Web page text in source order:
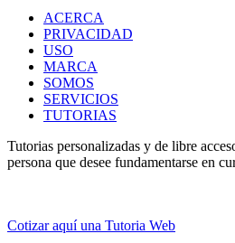
ACERCA
PRIVACIDAD
USO
MARCA
SOMOS
SERVICIOS
TUTORIAS
Tutorias personalizadas y de libre
persona que desee fundamentarse en
Cotizar aquí una Tutoria Web